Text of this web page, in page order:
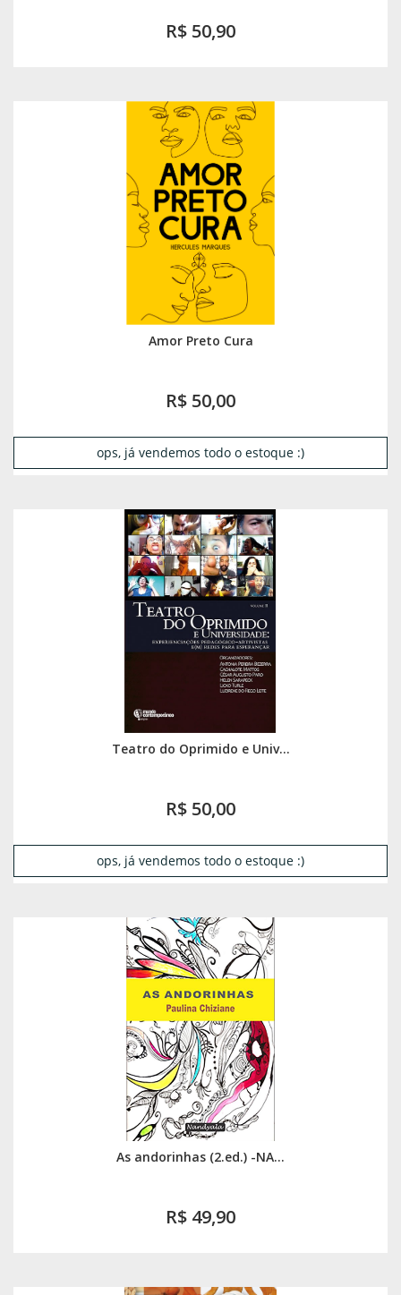
R$ 50,90
Amor Preto Cura
R$ 50,00
ops, já vendemos todo o estoque :)
Teatro do Oprimido e Univ...
R$ 50,00
ops, já vendemos todo o estoque :)
As andorinhas (2.ed.) -NA...
R$ 49,90